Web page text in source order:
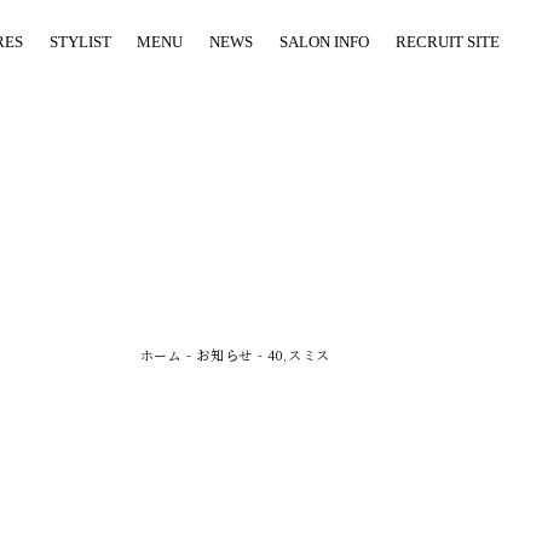
STYLIST MENU NEWS SALON INFO RECRUIT SITE
ホーム - お知らせ -40,スミス